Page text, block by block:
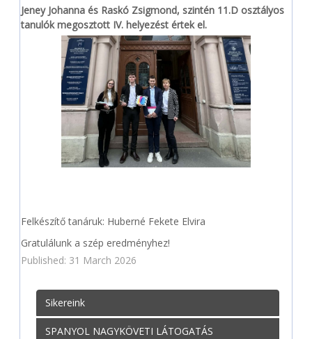
Jeney Johanna és Raskó Zsigmond, szintén 11.D osztályos
tanulók megosztott IV. helyezést értek el.
Felkészítő tanáruk: Huberné Fekete Elvira
Gratulálunk a szép eredményhez!
Published: 31 March 2026
Sikereink
SPANYOL NAGYKÖVETI LÁTOGATÁS